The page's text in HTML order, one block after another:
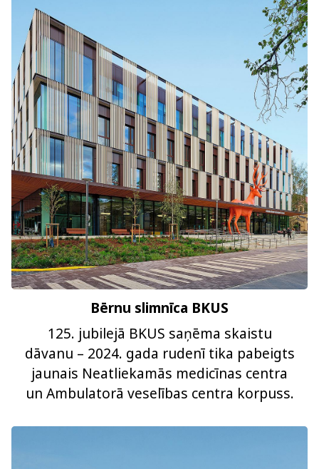
Bērnu slimnīca BKUS
125. jubilejā BKUS saņēma skaistu
dāvanu – 2024. gada rudenī tika pabeigts
jaunais Neatliekamās medicīnas centra
un Ambulatorā veselības centra korpuss.